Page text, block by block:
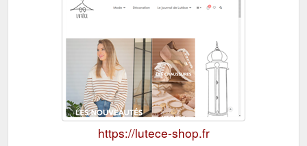
https://lutece-shop.fr